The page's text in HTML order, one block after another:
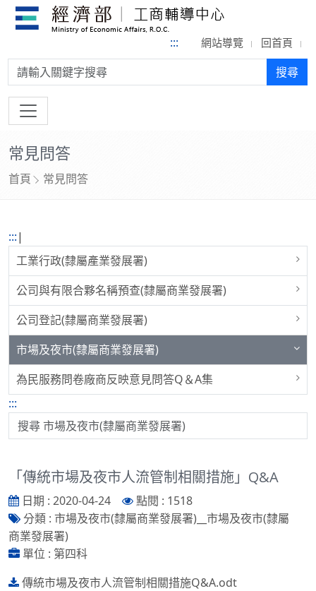
::: 網站導覽 回首頁
搜尋: 搜尋
常見問答
首頁 常見問答
:::|
工業行政(隸屬產業發展署)
公司與有限合夥名稱預查(隸屬商業發展署)
公司登記(隸屬商業發展署)
市場及夜市(隸屬商業發展署)
為民服務問卷廠商反映意見問答Q＆A集
:::
「傳統市場及夜市人流管制相關措施」Q&A
日期 : 2020-04-24
點閱 : 1518
分類 : 市場及夜市(隸屬商業發展署)__市場及夜市(隸屬
商業發展署)
單位 : 第四科
傳統市場及夜市人流管制相關措施Q&A.odt